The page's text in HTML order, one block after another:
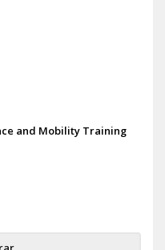
and Mobility Training